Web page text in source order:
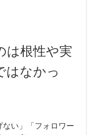
は根性や実
はなかっ
い」「フォロワー